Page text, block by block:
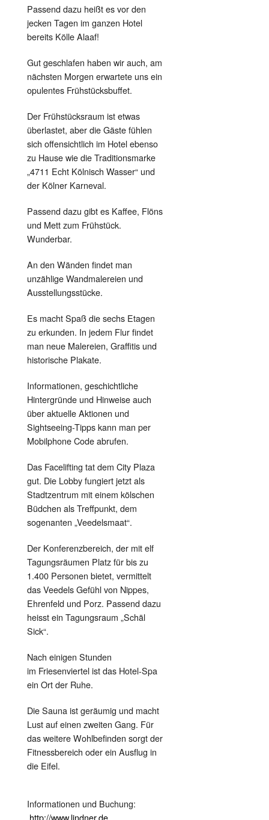
Passend dazu heißt es vor den
jecken Tagen im ganzen Hotel
bereits Kölle Alaaf!
Gut geschlafen haben wir auch, am
nächsten Morgen erwartete uns ein
opulentes Frühstücksbuffet.
Der Frühstücksraum ist etwas
überlastet, aber die Gäste fühlen
sich offensichtlich im Hotel ebenso
zu Hause wie die Traditionsmarke
„4711 Echt Kölnisch Wasser“ und
der Kölner Karneval.
Passend dazu gibt es Kaffee, Flöns
und Mett zum Frühstück.
Wunderbar.
An den Wänden findet man
unzählige Wandmalereien und
Ausstellungsstücke.
Es macht Spaß die sechs Etagen
zu erkunden. In jedem Flur findet
man neue Malereien, Graffitis und
historische Plakate.
Informationen, geschichtliche
Hintergründe und Hinweise auch
über aktuelle Aktionen und
Sightseeing-Tipps kann man per
Mobilphone Code abrufen.
Das Facelifting tat dem City Plaza
gut. Die Lobby fungiert jetzt als
Stadtzentrum mit einem kölschen
Büdchen als Treffpunkt, dem
sogenanten „Veedelsmaat“.
Der Konferenzbereich, der mit elf
Tagungsräumen Platz für bis zu
1.400 Personen bietet, vermittelt
das Veedels Gefühl von Nippes,
Ehrenfeld und Porz. Passend dazu
heisst ein Tagungsraum „Schäl
Sick“.
Nach einigen Stunden
im Friesenviertel ist das Hotel-Spa
ein Ort der Ruhe.
Die Sauna ist geräumig und macht
Lust auf einen zweiten Gang. Für
das weitere Wohlbefinden sorgt der
Fitnessbereich oder ein Ausflug in
die Eifel.
Informationen und Buchung:
http://www.lindner.de